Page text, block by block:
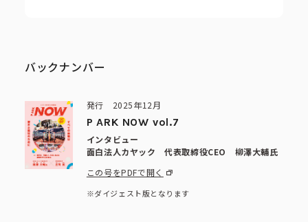
バックナンバー
発行 2025年12月
P ARK NOW vol.7
インタビュー
面白法人カヤック 代表取締役CEO 柳澤大輔氏
この号をPDFで開く
※ダイジェスト版となります